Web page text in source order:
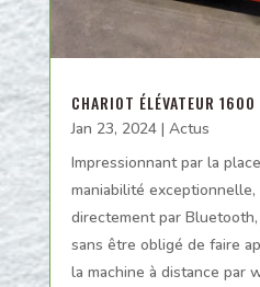
CHARIOT ÉLÉVATEUR
Jan 23, 2024| Actus
Impressionnant par la
maniabilité
directement par
sans être obligé de faire
la machine à distance par